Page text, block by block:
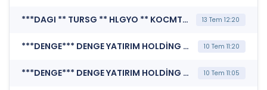
***DAGI ** TURSG ** HLGYO ** KOCMT ** ALBRK ** TCELL ** SEKFK ** CEMAS ** SISE ** TSPOR ** VAKFN ** SKBNK ** BIOEN ** DENGE ** IHLGM ** GSDDE ** BETAE ** GRNYO ** SANEL ** SELVA ** VKGYO ** EKGYO ** VERTU ** KAREL ** KUVVA ** IEYHO ** PRZMA ** ARMGD ** EUYO ** GENTS ** DOFRB ** KARSN ** ISFIN ** BRKO ** HRKET ** NTHOL ** OZYSR ** TTKOM ** KZBGY ** USAK ** SRVGY ** BFREN ** BAGFS ** TEKTU*** MERKEZİ KAYIT KURULUŞU A.Ş. (SPK İşlem Yasağı Nedeniyle Pay Duyurusu) 13 Tem 12:20
***DENGE*** DENGE YATIRIM HOLDİNG A.Ş. (Bağımsız Denetim Kuruluşunun Belirlenmesi) 10 Tem 11:20
***DENGE*** DENGE YATIRIM HOLDİNG A.Ş. (Genel Kurul İşlemlerine İlişkin Bildirim) 10 Tem 11:05